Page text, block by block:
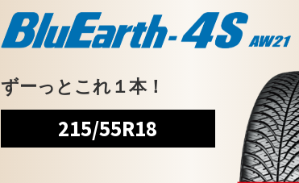
ずーっとこれ１本！
215/55R18